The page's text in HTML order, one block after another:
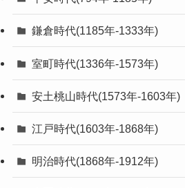
鎌倉時代(1185年-1333年)
室町時代(1336年-1573年)
安土桃山時代(1573年-1603年)
江戸時代(1603年-1868年)
明治時代(1868年-1912年)